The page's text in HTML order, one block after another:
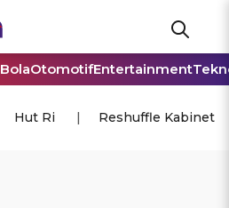
BolaOtomotifEntertainment
Hut Ri Reshuffle Kabinet